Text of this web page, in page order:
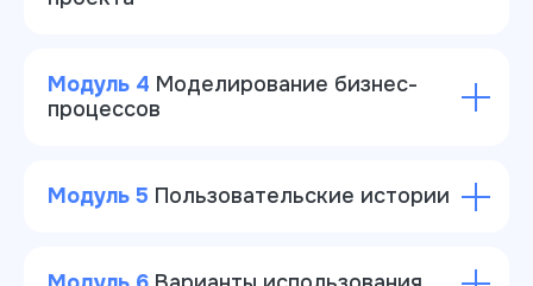
Модуль 4 Моделирование бизнес-
процессов
Модуль 5 Пользовательские истории